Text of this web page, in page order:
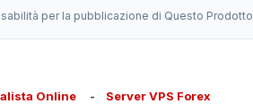
per la pubblicazione di Questo Prodotto
Online - Server VPS Forex